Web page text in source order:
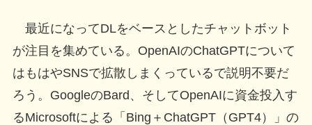
最近になってDLをベースとしたチャットボット
が注目を集めている。OpenAIのChatGPTについて
はもはやSNSで拡散しまくっているで説明不要だ
ろう。GoogleのBard、そしてOpenAIに資金投入す
るMicrosoftによる「Bing＋ChatGPT（GPT4）」の